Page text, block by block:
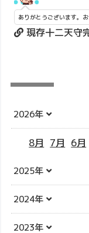
ありがとうございます。
現存十二天守
2026年
8月 7月 6月
2025年
2024年
2023年